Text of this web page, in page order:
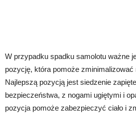
W przypadku spadku samolotu ważne
pozycję, która pomoże
Najlepszą pozycją jest siedzenie
bezpieczeństwa, z nogami ugiętymi i
pozycja pomoże zabezpieczyć ciało i